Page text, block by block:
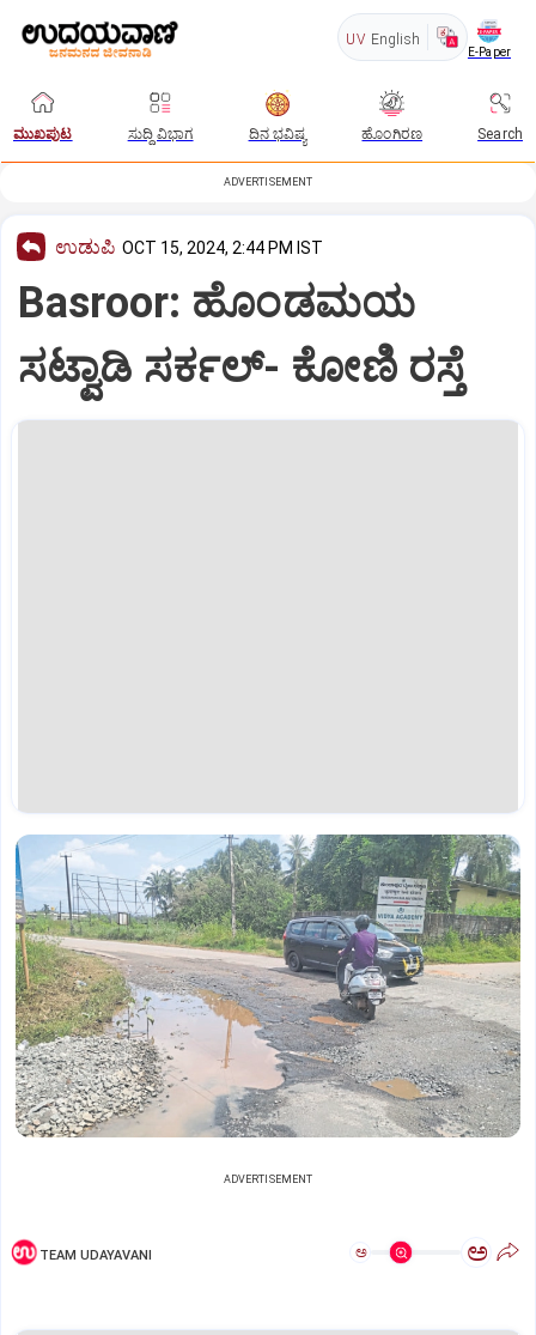
UV English
E-Paper
ಮುಖಪುಟ ಸುದ್ದಿ ವಿಭಾಗ ದಿನ ಭವಿಷ್ಯ ಹೊಂಗಿರಣ Search
ADVERTISEMENT
ಉಡುಪಿ OCT 15, 2024, 2:44 PM IST
Basroor: ಹೊಂಡಮಯ
ಸಟ್ವಾಡಿ ಸರ್ಕಲ್‌- ಕೋಣಿ ರಸ್ತೆ
ADVERTISEMENT
TEAM UDAYAVANI ಅ ಅ